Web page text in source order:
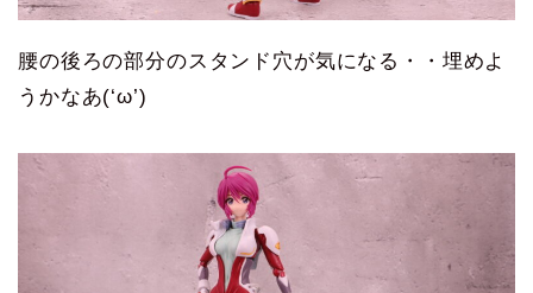
腰の後ろの部分のスタンド穴が気になる・・埋めよ
うかなあ(‘ω’)